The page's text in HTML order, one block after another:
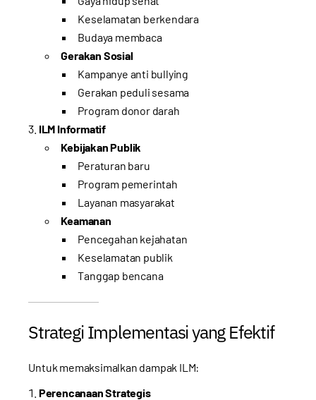
Keselamatan berkendara
Budaya membaca
Gerakan Sosial
Kampanye anti bullying
Gerakan peduli sesama
Program donor darah
ILM Informatif
Kebijakan Publik
Peraturan baru
Program pemerintah
Layanan masyarakat
Keamanan
Pencegahan kejahatan
Keselamatan publik
Tanggap bencana
Strategi Implementasi yang Efektif
Untuk memaksimalkan dampak ILM:
Perencanaan Strategis